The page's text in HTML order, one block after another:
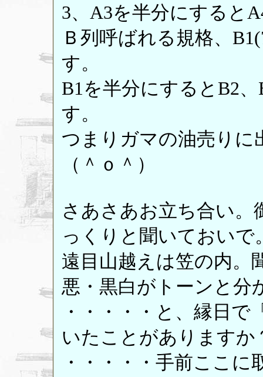
3、A3を半分にすると
Ｂ列呼ばれる規格、
す。
B1を半分にするとB2
す。
つまりガマの油売りに
（＾ｏ＾）
さあさあお立ち合い
っくりと聞いておいで
遠目山越えは笠の内。
悪・黒白がトーンと分
・・・・・と、縁日
いたことがありますか
・・・・・手前ここ